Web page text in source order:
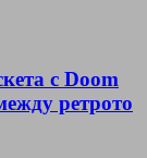
с Doom
ретрото